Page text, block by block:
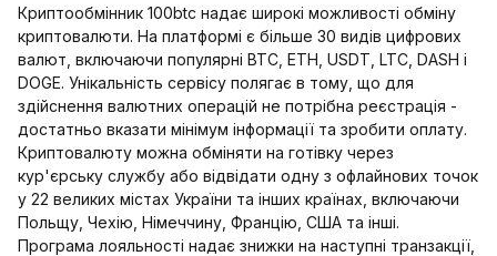
Криптообмінник 100btc надає широкі можливості обміну
криптовалюти. На платформі є більше 30 видів цифрових
валют, включаючи популярні BTC, ETH, USDT, LTC, DASH і
DOGE. Унікальність сервісу полягає в тому, що для
здійснення валютних операцій не потрібна реєстрація -
достатньо вказати мінімум інформації та зробити оплату.
Криптовалюту можна обміняти на готівку через
кур'єрську службу або відвідати одну з офлайнових точок
у 22 великих містах України та інших країнах, включаючи
Польщу, Чехію, Німеччину, Францію, США та інші.
Програма лояльності надає знижки на наступні транзакції,